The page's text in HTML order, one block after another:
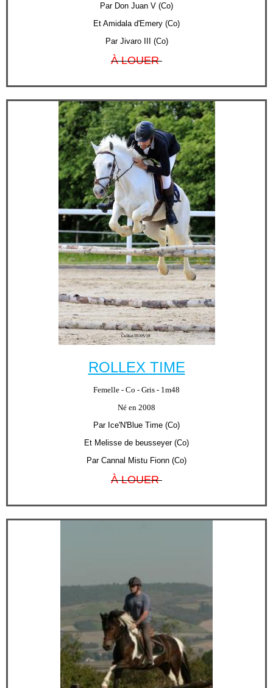
Par Don Juan V (Co)
Et Amidala d'Emery (Co)
Par Jivaro III (Co)
À LOUER
ROLLEX TIME
Femelle - Co - Gris - 1m48
Né en 2008
Par Ice'N'Blue Time (Co)
Et Melisse de beusseyer (Co)
Par Cannal Mistu Fionn (Co)
À LOUER